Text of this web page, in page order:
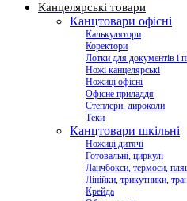
Канцелярські товари
Канцтовари офісні
Калькулятори
Коректори
Лотки для документів і
Ножі канцелярські
Ножиці офісні
Офісне приладдя
Степлери, дироколи
Теки
Канцтовари шкільні
Ножиці дитячі
Готовальні, циркулі
Ланчбокси, термоси,
Лінійки, трикутники,
Крейда